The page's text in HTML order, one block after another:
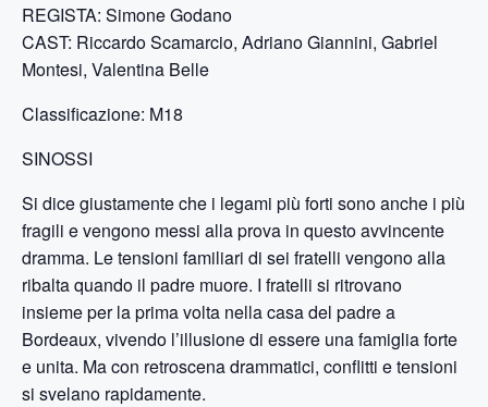
REGISTA: Simone Godano
CAST: Riccardo Scamarcio, Adriano Giannini, Gabriel
Montesi, Valentina Belle
Classificazione: M18
SINOSSI
Si dice giustamente che i legami più forti sono anche i più
fragili e vengono messi alla prova in questo avvincente
dramma. Le tensioni familiari di sei fratelli vengono alla
ribalta quando il padre muore. I fratelli si ritrovano
insieme per la prima volta nella casa del padre a
Bordeaux, vivendo l’illusione di essere una famiglia forte
e unita. Ma con retroscena drammatici, conflitti e tensioni
si svelano rapidamente.